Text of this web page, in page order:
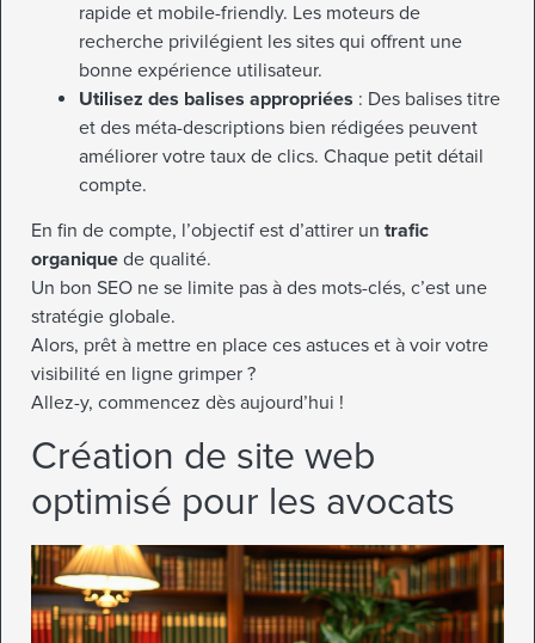
rapide et mobile-friendly. Les moteurs de
recherche privilégient les sites qui offrent une
bonne expérience utilisateur.
Utilisez des balises appropriées : Des balises titre
et des méta-descriptions bien rédigées peuvent
améliorer votre taux de clics. Chaque petit détail
compte.
En fin de compte, l’objectif est d’attirer un trafic
organique de qualité.
Un bon SEO ne se limite pas à des mots-clés, c’est une
stratégie globale.
Alors, prêt à mettre en place ces astuces et à voir votre
visibilité en ligne grimper ?
Allez-y, commencez dès aujourd’hui !
Création de site web
optimisé pour les avocats